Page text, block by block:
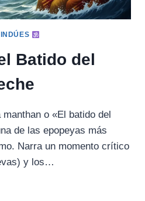
Batido del
o «El batido del
de las epopeyas más
Narra un momento crítico
y los…